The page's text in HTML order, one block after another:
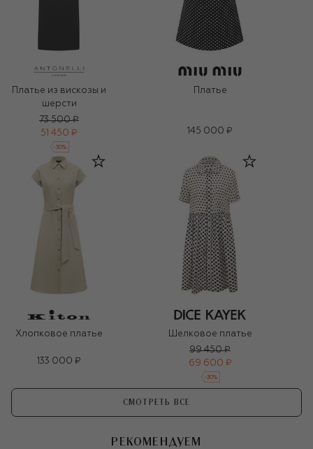
Платье из вискозы и
шерсти
73 500 ₽
51 450 ₽
-30%
Платье
145 000 ₽
Хлопковое платье
133 000 ₽
Шелковое платье
99 450 ₽
69 600 ₽
-30%
СМОТРЕТЬ ВСЕ
РЕКОМЕНДУЕМ